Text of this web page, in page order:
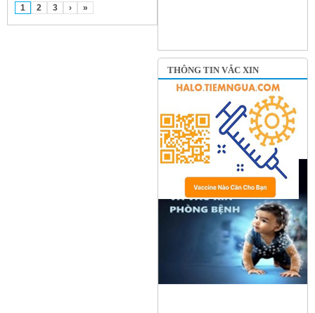
1 2 3 › »
THÔNG TIN VẮC XIN